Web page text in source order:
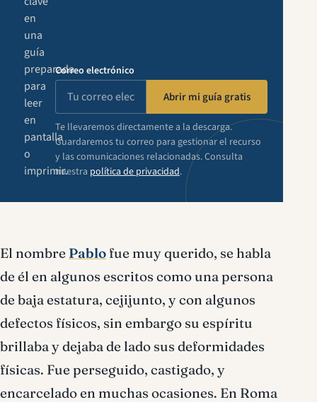
en
una
guía
preparada
para
leer
en
pantalla
o
imprimir.
Correo electrónico
Abrir mi guía gratis
Te llevaremos directamente a la descarga.
Guardaremos tu correo para gestionar el recurso
y las comunicaciones relacionadas. Consulta
nuestra política de privacidad.
El nombre Pablo fue muy querido, se habla
de él en algunos escritos como una persona
de baja estatura, cejijunto, y con algunos
defectos físicos, sin embargo su espíritu
brillaba y dejaba de lado sus deformidades
físicas. Fue perseguido, castigado, y
encarcelado en muchas ocasiones. En Roma